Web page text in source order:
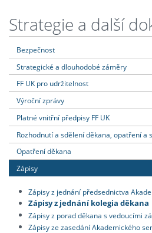
Strategie a další
Bezpečnost
Strategické a dlouhodobé záměry
FF UK pro udržitelnost
Výroční zprávy
Platné vnitřní předpisy FF UK
Rozhodnutí a sdělení děkana, opatření a
Opatření děkana
Zápisy
Zápisy z jednání předsednictva
Zápisy z jednání kolegia děkana
Zápisy z porad děkana s vedoucími
Zápisy ze zasedání Akademického